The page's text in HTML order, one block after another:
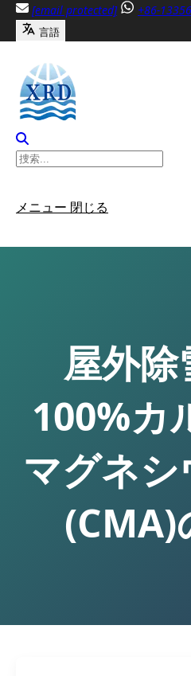
へ
[email protected] +86-
言語
メニュー 閉じる
屋外
100%カ
マグネ
(CMA)